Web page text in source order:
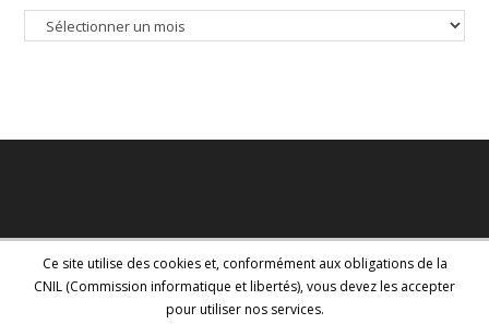
Recherche
Ce site utilise des cookies et, conformément aux obligations de la
CNIL (Commission informatique et libertés), vous devez les accepter
pour utiliser nos services.